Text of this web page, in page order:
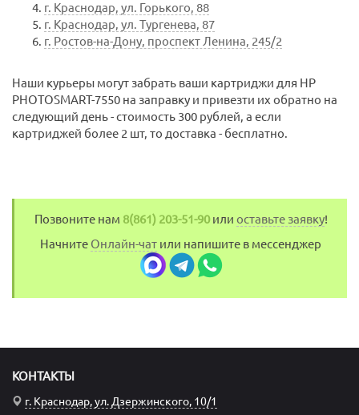
г. Краснодар, ул. Горького, 88
г. Краснодар, ул. Тургенева, 87
г. Ростов-на-Дону, проспект Ленина, 245/2
Наши курьеры могут забрать ваши картриджи для HP
PHOTOSMART-7550 на заправку и привезти их обратно на
следующий день - стоимость 300 рублей, а если
картриджей более 2 шт, то доставка - бесплатно.
Позвоните нам 8(861) 203-51-90или оставьте заявку!
Начните Онлайн-чат или напишите в мессенджер
КОНТАКТЫ
г. Краснодар, ул. Дзержинского, 10/1